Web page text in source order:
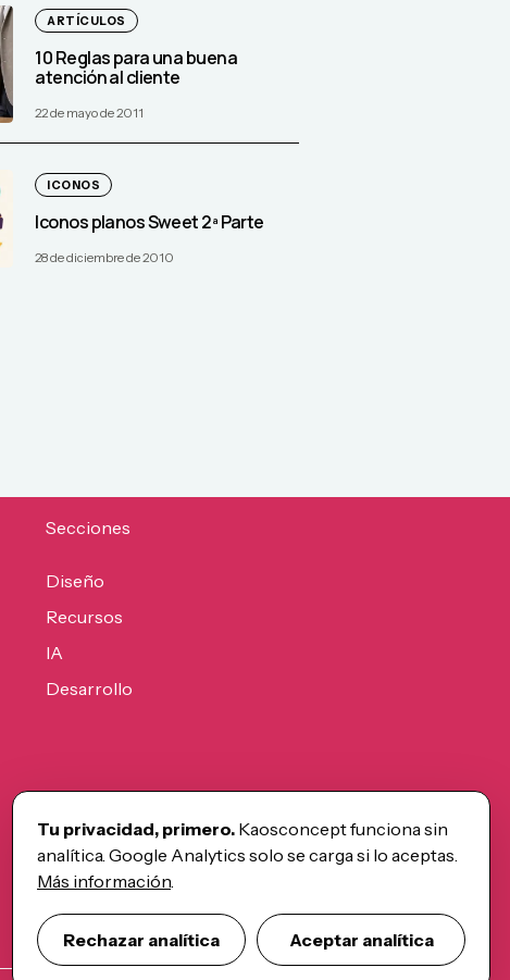
ARTÍCULOS
10 Reglas para una buena
atención al cliente
22 de mayo de 2011
ICONOS
Iconos planos Sweet 2ª Parte
28 de diciembre de 2010
Secciones
Diseño
Recursos
IA
Desarrollo
Tu privacidad, primero. Kaosconcept funciona sin
analítica. Google Analytics solo se carga si lo aceptas.
Más información.
Rechazar analítica Aceptar analítica